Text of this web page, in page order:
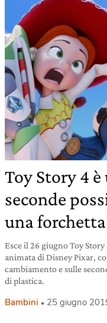
Toy Story 4
seconde
una
Esce il 26 giugno Toy
animata di Disney Pixar,
cambiamento e sulle
di plastica.
Bambini 25 giugno